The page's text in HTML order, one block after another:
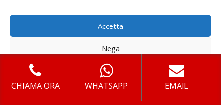
Accetta
Nega
Visualizza le preferenze
I nostri servizi a Roma
Pergolato Bioclimatico Roma
Pergolato Roma
Pergole Addossate Roma
Pergole Roma
CHIAMA ORA WHATSAPP EMAIL